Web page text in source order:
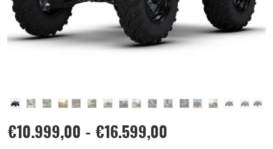
€10.999,00 - €16.599,00